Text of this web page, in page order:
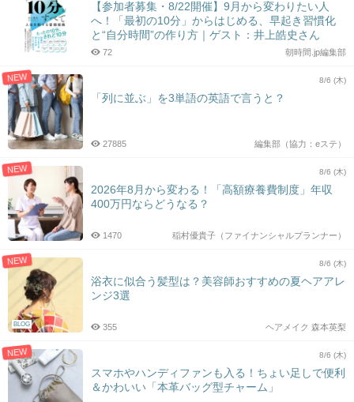
【参加者募集・8/22開催】9月から変わりたい人
へ！「最初の10分」からはじめる、早起き習慣化
と“自分時間”の作り方｜ゲスト：井上皓史さん
朝時間.jp編集部
72
NEW 8/6 (木)
「列に並ぶ」を3単語の英語で言うと？
編集部（協力：eステ）
27885
NEW 8/6 (木)
2026年8月から変わる！「高額療養費制度」年収
400万円ならどうなる？
稲村優貴子（ファイナンシャルプランナー）
1470
NEW
BLOG
8/6 (木)
浴衣に似合う髪型は？美容師おすすめの夏ヘアアレ
ンジ3選
ヘアメイク 森本英梨
355
NEW 8/6 (木)
スマホやハンディファンも入る！ちょい足しで便利
＆かわいい「本革バッグ型チャーム」